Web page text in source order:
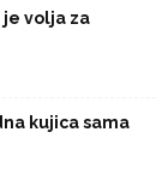
je volja za
kujica sama